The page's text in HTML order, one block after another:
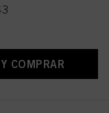
COMPRAR
datos personales
"Rechazar", soólo se